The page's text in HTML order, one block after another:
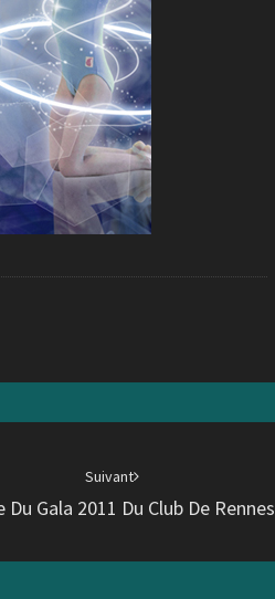
Suivant
Du Gala 2011 Du Club De Rennes